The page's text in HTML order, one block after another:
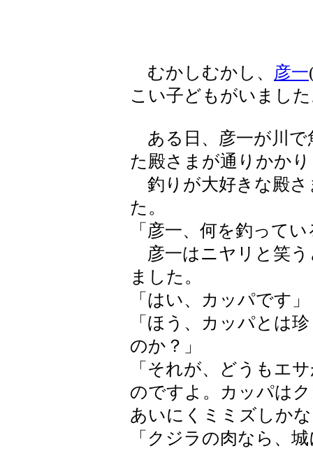
むかしむかし、 彦一
こい子どもがいまし
ある日、彦一が川で
た殿さまが通りかか
釣りが大好きな殿さ
た。
「彦一、何を釣って
彦一はニヤリと笑う
ました。
「はい、カッパです」
「ほう、カッパとは
のか？」
「それが、どうもエ
のですよ。カッパは
あいにくミミズしか
「クジラの肉なら、